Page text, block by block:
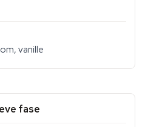
vanille
fase